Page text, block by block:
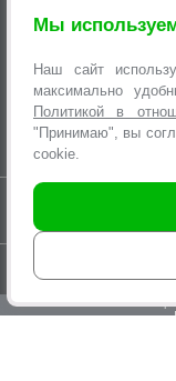
Мы
Наш сайт
максимально
Политикой в
"Принимаю", вы
cookie.
Информация
Оформление
multi@sila.byООО